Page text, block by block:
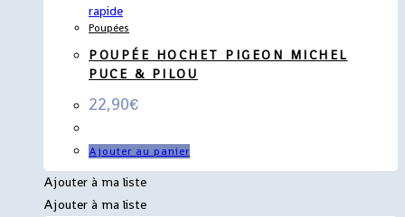
rapide
Poupées
POUPÉE HOCHET PIGEON MICHEL
PUCE & PILOU
22,90€
Ajouter au panier
Ajouter à ma liste
Ajouter à ma liste